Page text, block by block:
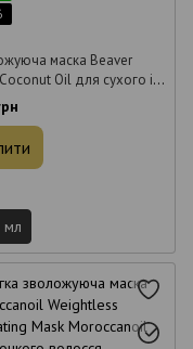
маска Beaver
Oil для сухого і
волосся 250 мл
мл